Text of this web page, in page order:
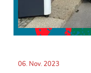
06. Nov. 2023